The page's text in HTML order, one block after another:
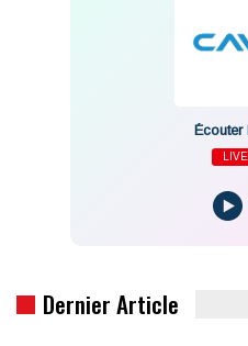
Écouter
LIVE
Dernier Article